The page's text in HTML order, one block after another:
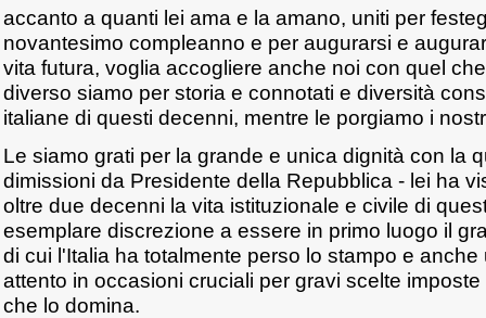
accanto a quanti lei ama e la amano, uniti per
novantesimo compleanno e per augurarsi e
vita futura, voglia accogliere anche noi con quel
diverso siamo per storia e connotati e diversità
italiane di questi decenni, mentre le porgiamo i
Le siamo grati per la grande e unica dignità con la
dimissioni da Presidente della Repubblica - lei ha
oltre due decenni la vita istituzionale e civile di
esemplare discrezione a essere in primo luogo il
di cui l'Italia ha totalmente perso lo stampo e
attento in occasioni cruciali per gravi scelte
che lo domina.